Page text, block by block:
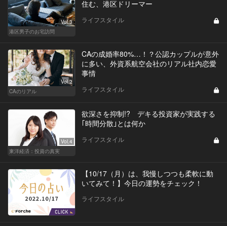
Vol.3
港区男子のお宅訪問
住む、港区ドリーマー
ライフスタイル
Vol.2
CAのリアル
CAの成婚率80%…！？公認カップルが意外
に多い、外資系航空会社のリアル社内恋愛
事情
ライフスタイル
Vol.4
東洋経済：投資の真実
欲深さを抑制!? デキる投資家が実践する
｢時間分散｣とは何か
ライフスタイル
【10/17（月）は、我慢しつつも柔軟に動
いてみて！】今日の運勢をチェック！
ライフスタイル